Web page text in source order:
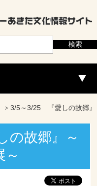
3/5～3/25 『愛しの故郷』
故郷』～
～